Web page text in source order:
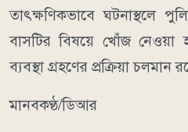
তাৎক্ষণিকভাবে ঘটনাস্থলে
বাসটির বিষয়ে খোঁজ
ব্যবস্থা গ্রহণের প্রক্রিয়া চলমান
মানবকণ্ঠ/ডিআর